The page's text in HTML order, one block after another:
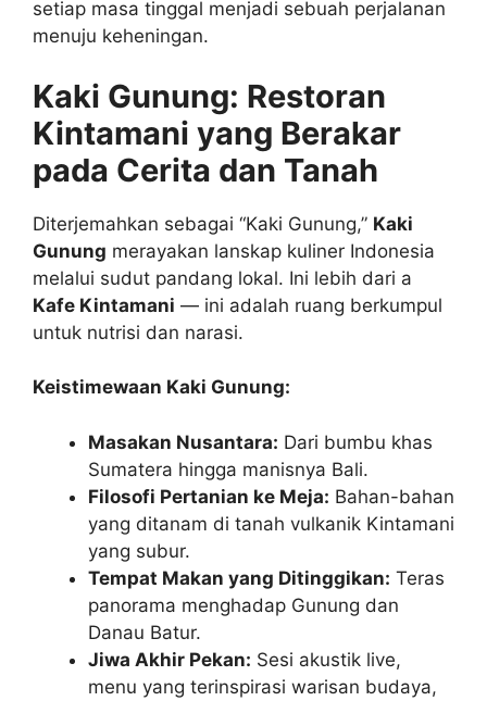
setiap masa tinggal menjadi sebuah perjalanan
menuju keheningan.
Kaki Gunung: Restoran
Kintamani yang Berakar
pada Cerita dan Tanah
Diterjemahkan sebagai “Kaki Gunung,” Kaki
Gunung merayakan lanskap kuliner Indonesia
melalui sudut pandang lokal. Ini lebih dari a
Kafe Kintamani — ini adalah ruang berkumpul
untuk nutrisi dan narasi.
Keistimewaan Kaki Gunung:
Masakan Nusantara: Dari bumbu khas
Sumatera hingga manisnya Bali.
Filosofi Pertanian ke Meja: Bahan-bahan
yang ditanam di tanah vulkanik Kintamani
yang subur.
Tempat Makan yang Ditinggikan: Teras
panorama menghadap Gunung dan
Danau Batur.
Jiwa Akhir Pekan: Sesi akustik live,
menu yang terinspirasi warisan budaya,